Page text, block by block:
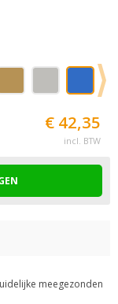
€ 42,35
incl. BTW
meegezonden